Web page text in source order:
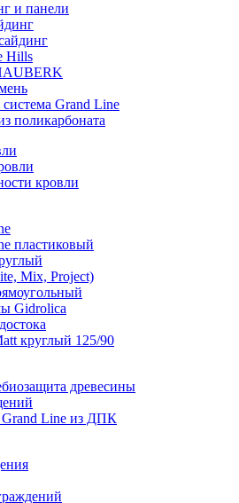
и панели
Hills
Grand Line
поликарбоната
кровли
пластиковый
Mix, Project)
Gidrolica
круглый 125/90
древесины
Grand Line из ДПК